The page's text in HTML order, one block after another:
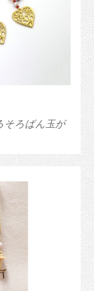
そろばん玉が